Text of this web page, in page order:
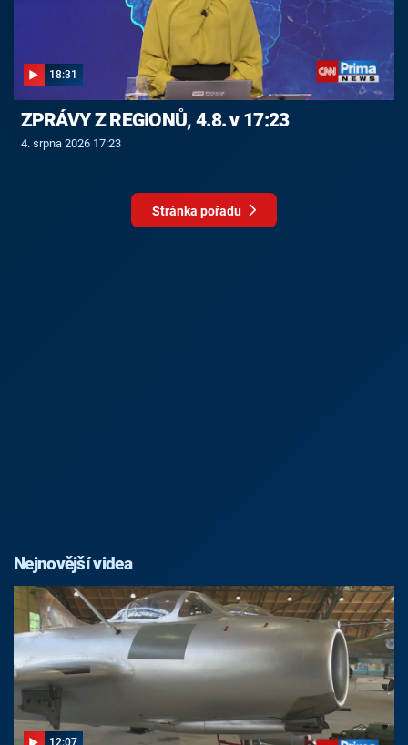
18:31
ZPRÁVY Z REGIONŮ, 4.8. v 17:23
4. srpna 2026 17:23
Stránka pořadu
Nejnovější videa